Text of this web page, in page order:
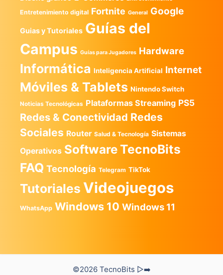
Entretenimiento digital Fortnite General Google
Guias y Tutoriales Guías del
Campus Guías para Jugadores Hardware
Informática Inteligencia Artificial Internet
Móviles & Tablets Nintendo Switch
Noticias Tecnológicas Plataformas Streaming PS5
Redes & Conectividad Redes
Sociales Router Salud & Tecnología Sistemas
Operativos SoftwareTecnoBits
FAQ Tecnología Telegram TikTok
Tutoriales Videojuegos
WhatsApp Windows 10 Windows 11
©2026 TecnoBits ▷➡️